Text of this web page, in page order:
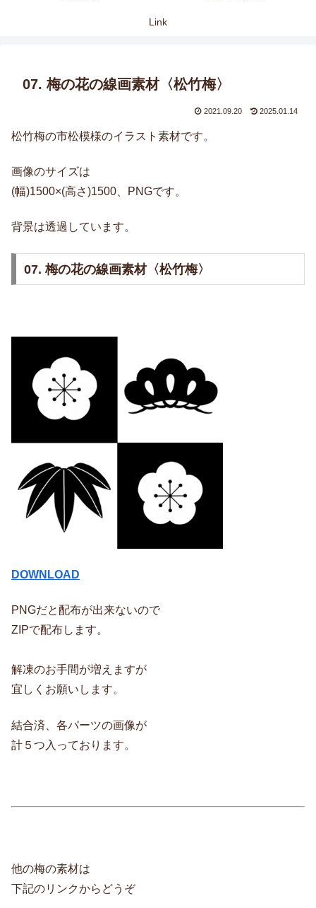
Link
07. 梅の花の線画素材〈松竹梅〉
2021.09.20 2025.01.14
松竹梅の市松模様のイラスト素材です。
画像のサイズは
(幅)1500×(高さ)1500、PNGです。
背景は透過しています。
07. 梅の花の線画素材〈松竹梅〉
DOWNLOAD
PNGだと配布が出来ないので
ZIPで配布します。
解凍のお手間が増えますが
宜しくお願いします。
結合済、各パーツの画像が
計５つ入っております。
他の梅の素材は
下記のリンクからどうぞ